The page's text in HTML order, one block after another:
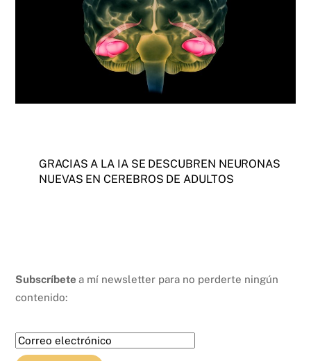
GRACIAS A LA IA SE DESCUBREN NEURONAS
NUEVAS EN CEREBROS DE ADULTOS
Subscríbete a mí newsletter para no perderte ningún
contenido: